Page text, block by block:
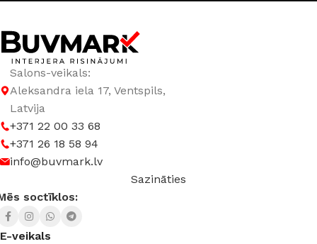
KRĀSA Melns
SPRIEGUMS
Salons-veikals:
Aleksandra iela 17, Ventspils,
Latvija
+371 22 00 33 68
+371 26 18 58 94
info@buvmark.lv
Sazināties
soctīklos:
E-veikals